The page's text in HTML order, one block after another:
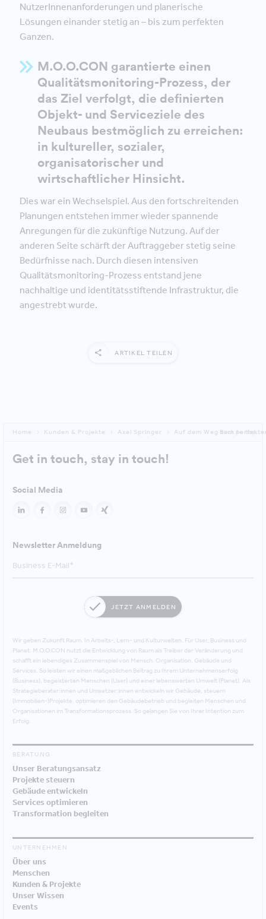
NutzerInnenanforderungen und planerische
Lösungen einander stetig an – bis zum perfekten
Ganzen.
M.O.O.CON garantierte einen
Qualitätsmonitoring-Prozess, der
das Ziel verfolgt, die definierten
Objekt- und Serviceziele des
Neubaus bestmöglich zu erreichen:
in kultureller, sozialer,
organisatorischer und
wirtschaftlicher Hinsicht.
Dies war ein Wechselspiel. Aus den fortschreitenden
Planungen entstehen immer wieder spannende
Anregungen für die zukünftige Nutzung. Auf der
anderen Seite schärft der Auftraggeber stetig seine
Bedürfnisse nach. Durch diesen intensiven
Qualitätsmonitoring-Prozess entstand jene
nachhaltige und identitätsstiftende Infrastruktur, die
angestrebt wurde.
ARTIKEL TEILEN
Home Kunden & Projekte Axel Springer Auf dem Weg zumBack to top
Get in touch, stay in touch!
Social Media
Newsletter Anmeldung
JETZT ANMELDEN
Wir geben Zukunft Raum. In Arbeits-, Lern- und Kulturwelten. Für User, Business und
Planet. M.O.O.CON nutzt die Entwicklung von Raum als Treiber der Veränderung und
schafft ein lebendiges Zusammenspiel von Mensch, Organisation, Gebäude und
Services. So leisten wir einen maßgeblichen Beitrag zu Ihrem Unternehmenserfolg
(Business), begeisterten Menschen (User) und einer lebenswerten Umwelt (Planet). Als
Strategieberater:innen und Umsetzer:innen entwickeln wir Gebäude, steuern
(Immobilien-)Projekte, optimieren den Gebäudebetrieb und begleiten Menschen und
Organisationen im Transformationsprozess. So gelangen Sie von Ihrer Intention zum
Erfolg.
BERATUNG
Unser Beratungsansatz
Projekte steuern
Gebäude entwickeln
Services optimieren
Transformation begleiten
UNTERNEHMEN
Über uns
Menschen
Kunden & Projekte
Unser Wissen
Events